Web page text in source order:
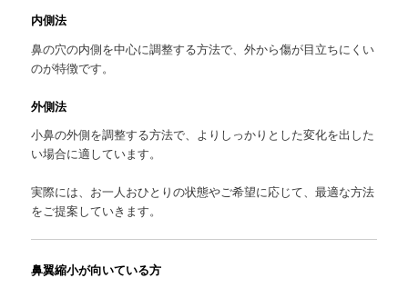
内側法
鼻の穴の内側を中心に調整する方法で、外から傷が目立ちにくい
のが特徴です。
外側法
小鼻の外側を調整する方法で、よりしっかりとした変化を出した
い場合に適しています。
実際には、お一人おひとりの状態やご希望に応じて、最適な方法
をご提案していきます。
鼻翼縮小が向いている方